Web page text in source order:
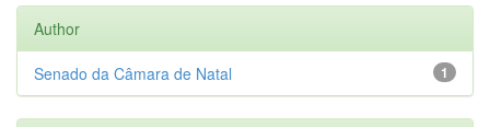
Author
1
Senado da Câmara de Natal